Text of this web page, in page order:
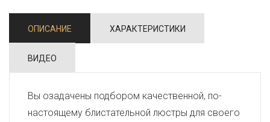
ОПИСАНИЕ ХАРАКТЕРИСТИКИ
ВИДЕО
Вы озадачены подбором качественной, по-
настоящему блистательной люстры для своего